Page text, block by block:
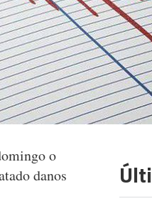
o
danos